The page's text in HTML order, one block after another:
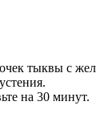
тыквы с
на 30 минут.